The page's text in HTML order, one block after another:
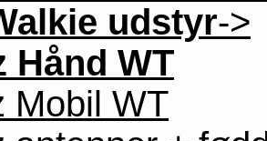
udstyr->
Hånd WT
Mobil WT